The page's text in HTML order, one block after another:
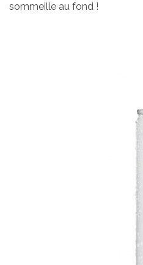
sommeille au fond !